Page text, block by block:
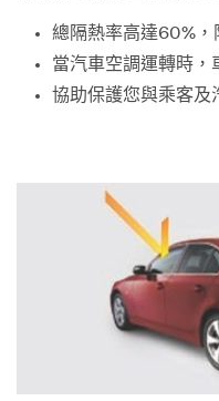
知，了解3M
產品最新消息
與優惠訊息。
蒐集您的個人
資料。 3M及
其授權的第三
線上表單中所
提供的資訊，
根據我們的網
路隱私權政策
運用告知聲明
總隔熱率高達60%，
當汽車空調運轉時，
協助保護您與乘客及